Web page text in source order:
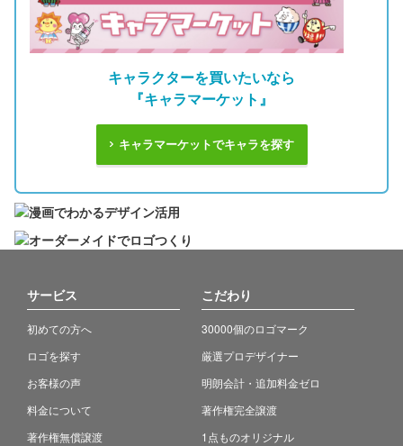
キャラクターを買いたいなら
『キャラマーケット』
キャラマーケットでキャラを探す
サービス
初めての方へ
ロゴを探す
お客様の声
料金について
著作権無償譲渡
こだわり
30000個のロゴマーク
厳選プロデザイナー
明朗会計・追加料金ゼロ
著作権完全譲渡
1点ものオリジナル